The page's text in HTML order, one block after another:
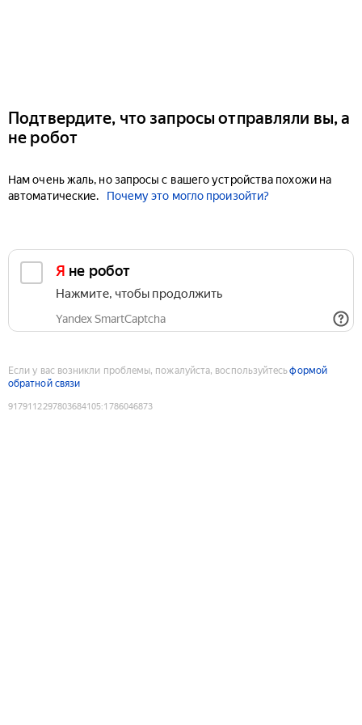
Подтвердите, что запросы отправляли вы, а
не робот
Нам очень жаль, но запросы с вашего устройства похожи на
автоматические.
Почему это могло произойти?
Я не робот
Нажмите, чтобы продолжить
Yandex SmartCaptcha
Если у вас возникли проблемы, пожалуйста, воспользуйтесьформой
обратной связи
9179112297803684105:1786046873